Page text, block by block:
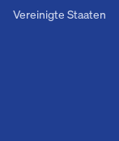
Vereinigte Staaten